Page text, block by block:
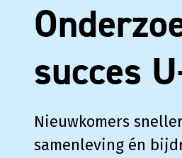
succes
Nieuwkomers
samenleving én